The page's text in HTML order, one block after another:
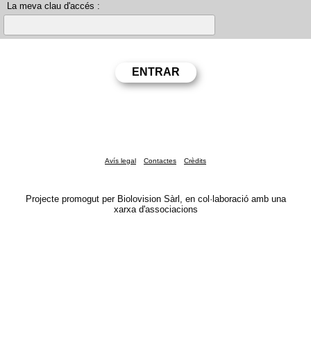
La meva clau d'accés :
Avís legal Contactes Crèdits
Projecte promogut per Biolovision Sàrl, en col·laboració amb una
xarxa d'associacions